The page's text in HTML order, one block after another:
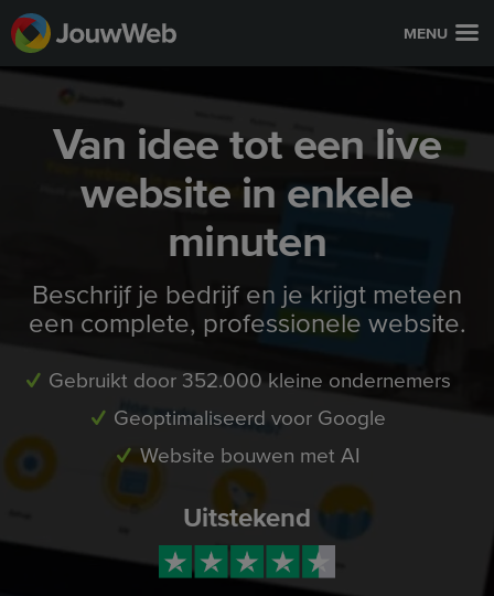
MENU
Van idee tot een live
website in enkele
minuten
Beschrijf je bedrijf en je krijgt meteen
een complete, professionele website.
Gebruikt door 352.000 kleine ondernemers
Geoptimaliseerd voor Google
Website bouwen met AI
Uitstekend